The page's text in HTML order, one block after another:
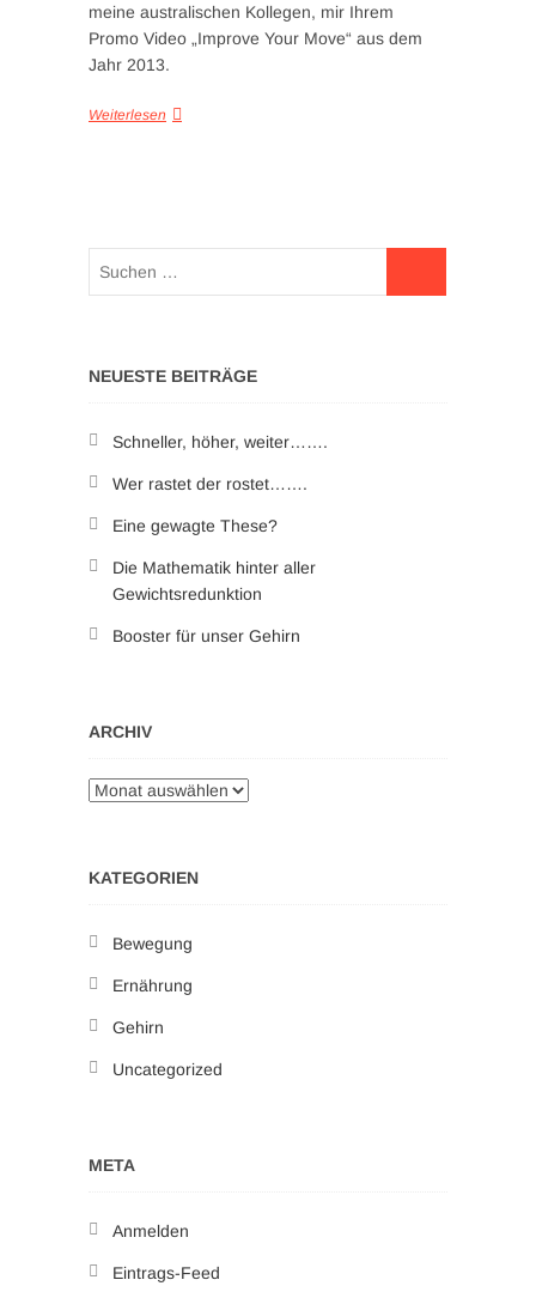
meine australischen Kollegen, mir Ihrem
Promo Video „Improve Your Move“ aus dem
Jahr 2013.
Weiterlesen
NEUESTE BEITRÄGE
Schneller, höher, weiter…….
Wer rastet der rostet…….
Eine gewagte These?
Die Mathematik hinter aller
Gewichtsredunktion
Booster für unser Gehirn
ARCHIV
KATEGORIEN
Bewegung
Ernährung
Gehirn
Uncategorized
META
Anmelden
Eintrags-Feed